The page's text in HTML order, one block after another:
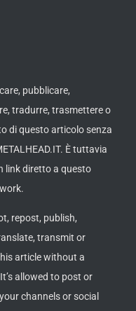
pubblicare,
tradurre, trasmettere o
di questo articolo senza
È tuttavia
link diretto a questo
repost, publish,
transmit or
article without a
allowed to post or
channels or social